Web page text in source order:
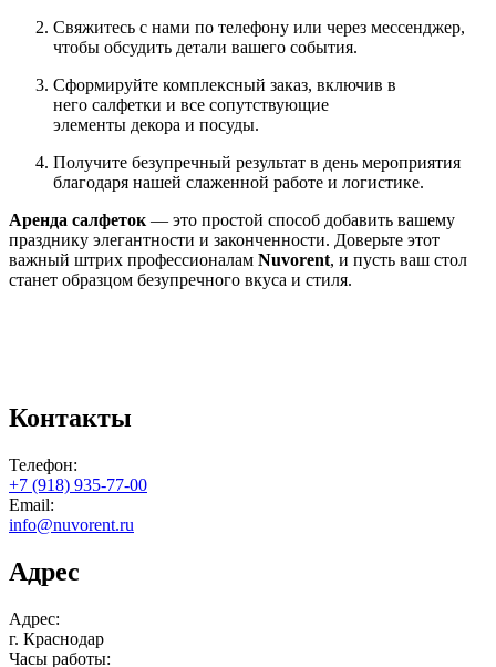
Свяжитесь с нами по телефону или через мессенджер,
чтобы обсудить детали вашего события.
Сформируйте комплексный заказ, включив в
него салфетки и все сопутствующие
элементы декора и посуды.
Получите безупречный результат в день мероприятия
благодаря нашей слаженной работе и логистике.
Аренда салфеток — это простой способ добавить вашему
празднику элегантности и законченности. Доверьте этот
важный штрих профессионалам Nuvorent, и пусть ваш стол
станет образцом безупречного вкуса и стиля.
Контакты
Телефон:
+7 (918) 935-77-00
Email:
info@nuvorent.ru
Адрес
Адрес:
г. Краснодар
Часы работы: